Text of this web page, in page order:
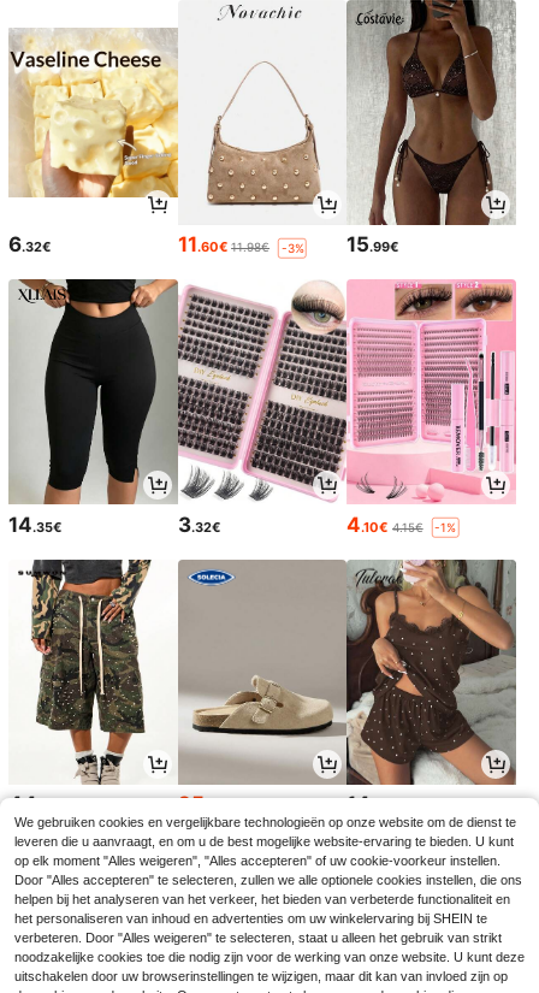
6.32€ 11.60€ 11.98€ -3% 15.99€
14.35€ 3.32€ 4.10€ 4.15€ -1%
44 25 14
We gebruiken cookies en vergelijkbare technologieën op onze website om de dienst te
leveren die u aanvraagt, en om u de best mogelijke website-ervaring te bieden. U kunt
op elk moment "Alles weigeren", "Alles accepteren" of uw cookie-voorkeur instellen.
Door "Alles accepteren" te selecteren, zullen we alle optionele cookies instellen, die ons
helpen bij het analyseren van het verkeer, het bieden van verbeterde functionaliteit en
het personaliseren van inhoud en advertenties om uw winkelervaring bij SHEIN te
verbeteren. Door "Alles weigeren" te selecteren, staat u alleen het gebruik van strikt
noodzakelijke cookies toe die nodig zijn voor de werking van onze website. U kunt deze
uitschakelen door uw browserinstellingen te wijzigen, maar dit kan van invloed zijn op